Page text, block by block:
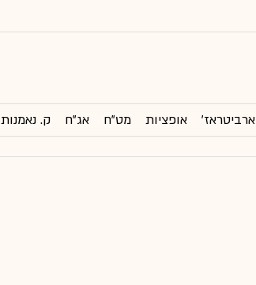
ארביטראז' אופציות מט"ח אג"ח ק. נאמנות